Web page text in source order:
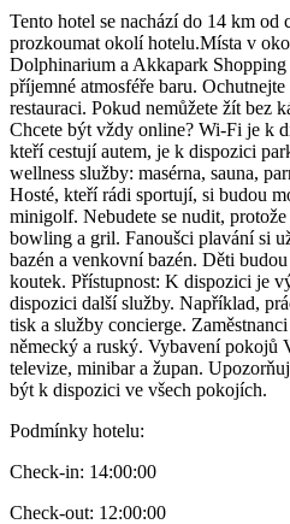
Tento hotel se nachází do 14 km od
prozkoumat okolí hotelu.Místa v
Dolphinarium a Akkapark
příjemné atmosféře baru.
restauraci. Pokud nemůžete žít bez
Chcete být vždy online? Wi-Fi je k
kteří cestují autem, je k dispozici
wellness služby: masérna, sauna,
Hosté, kteří rádi sportují, si budou
minigolf. Nebudete se nudit,
bowling a gril. Fanoušci plavání si
bazén a venkovní bazén. Děti
koutek. Přístupnost: K dispozici je
dispozici další služby. Například,
tisk a služby concierge.
německý a ruský. Vybavení pokojů
televize, minibar a župan.
být k dispozici ve všech pokojích.
Podmínky hotelu:
Check-in: 14:00:00
Check-out: 12:00:00